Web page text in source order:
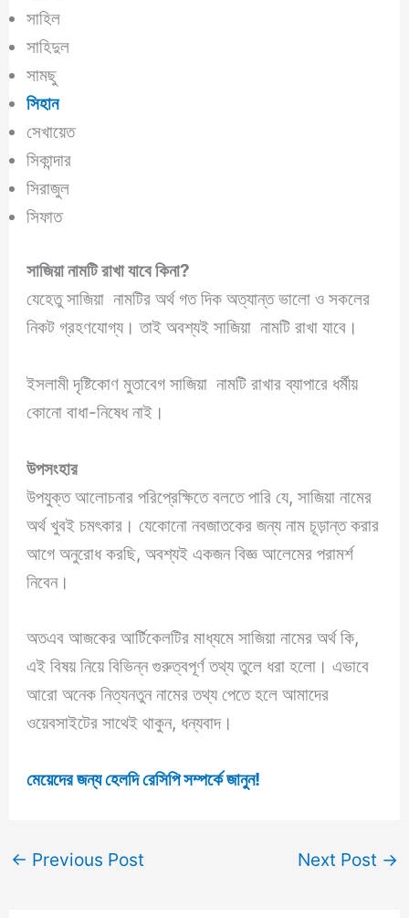
সাহিল
সাহিদুল
সামছু
সিহান
সেখায়েত
সিকান্দার
সিরাজুল
সিফাত
সাজিয়া নামটি রাখা যাবে কিনা?
যেহেতু সাজিয়া নামটির অর্থ গত দিক অত্যান্ত ভালো ও সকলের
নিকট গ্রহণযোগ্য। তাই অবশ্যই সাজিয়া নামটি রাখা যাবে।
ইসলামী দৃষ্টিকোণ মুতাবেগ সাজিয়া নামটি রাখার ব্যাপারে ধর্মীয়
কোনো বাধা-নিষেধ নাই।
উপসংহার
উপযুক্ত আলোচনার পরিপ্রেক্ষিতে বলতে পারি যে, সাজিয়া নামের
অর্থ খুবই চমৎকার। যেকোনো নবজাতকের জন্য নাম চূড়ান্ত করার
আগে অনুরোধ করছি, অবশ্যই একজন বিজ্ঞ আলেমের পরামর্শ
নিবেন।
অতএব আজকের আর্টিকেলটির মাধ্যমে সাজিয়া নামের অর্থ কি,
এই বিষয় নিয়ে বিভিন্ন গুরুত্বপূর্ণ তথ্য তুলে ধরা হলো। এভাবে
আরো অনেক নিত্যনতুন নামের তথ্য পেতে হলে আমাদের
ওয়েবসাইটের সাথেই থাকুন, ধন্যবাদ।
মেয়েদের জন্য হেলদি রেসিপি সম্পর্কে জানুন!
← Previous Post Next Post →